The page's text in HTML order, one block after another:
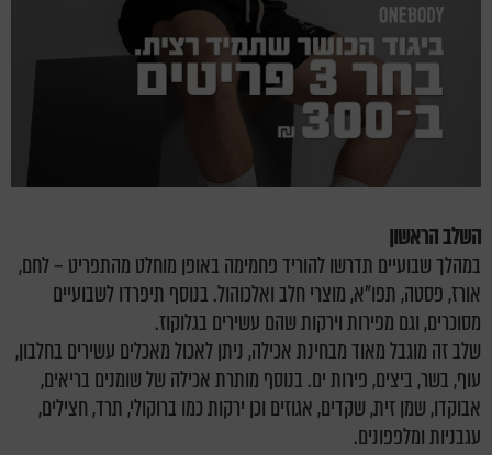
השלב הראשון
במהלך שבועיים תדרשו להוריד פחמימה באופן מוחלט מהתפריט – לחם,
אורז, פסטה, תפו"א, מוצרי חלב ואלכוהול. בנוסף תיפרדו לשבועיים
מסוכרים, וגם מפירות וירקות שהם עשירים בגלוקוז.
שלב זה מוגבל מאוד מבחינת אכילה, ניתן לאכול מאכלים עשירים בחלבון,
עוף, בשר, ביצים, פירות ים. בנוסף מותרת אכילה של שומנים בריאים,
אבוקדו, שמן זית, שקדים, אגוזים וכן ירקות כמו ברוקולי, תרד, חצילים,
עגבניות ומלפפונים.